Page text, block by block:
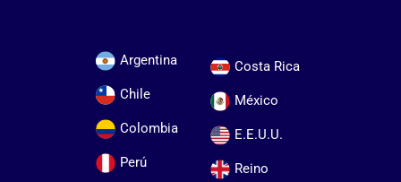
Argentina
Chile
Colombia
Perú
Costa Rica
México
E.E.U.U.
Reino